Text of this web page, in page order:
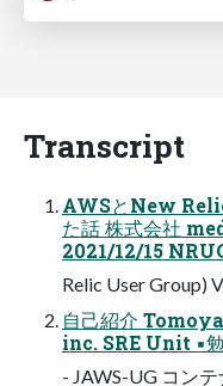
Transcript
AWSとNew
た話 株式会社
2021/12/15
Relic User Group)
自己紹介
inc. SRE Unit ▪
- JAWS-UG コン